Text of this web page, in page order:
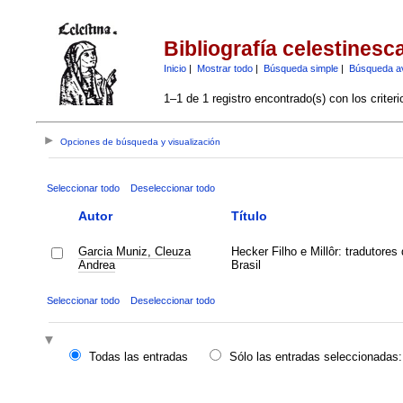
Bibliografía
Inicio| Mostrar todo| Búsqueda simple| Búsqueda
1–1 de 1 registro encontrado(s) con los
Opciones de búsqueda y visualización
Seleccionar todo Deseleccionar todo
Autor Título
Garcia Muniz, Cleuza
Andrea
Hecker Filho e Millôr: tradutores
Brasil
Seleccionar todo Deseleccionar todo
Todas las entradas
Sólo las entradas seleccionadas: